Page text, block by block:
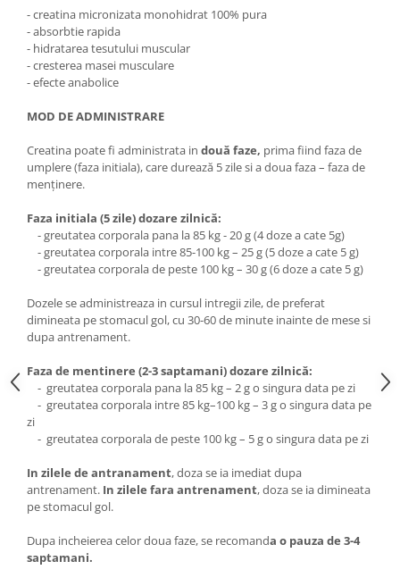
- creatina micronizata monohidrat 100% pura
- absorbtie rapida
- hidratarea tesutului muscular
- cresterea masei musculare
- efecte anabolice
MOD DE ADMINISTRARE
Creatina poate fi administrata in două faze, prima fiind faza de
umplere (faza initiala), care durează 5 zile si a doua faza – faza de
menţinere.
Faza initiala (5 zile) dozare zilnică:
- greutatea corporala pana la 85 kg - 20 g (4 doze a cate 5g)
- greutatea corporala intre 85-100 kg – 25 g (5 doze a cate 5 g)
- greutatea corporala de peste 100 kg – 30 g (6 doze a cate 5 g)
Dozele se administreaza in cursul intregii zile, de preferat
dimineata pe stomacul gol, cu 30-60 de minute inainte de mese si
dupa antrenament.
Faza de mentinere (2-3 saptamani) dozare zilnică:
- greutatea corporala pana la 85 kg – 2 g o singura data pe zi
- greutatea corporala intre 85 kg–100 kg – 3 g o singura data pe
zi
- greutatea corporala de peste 100 kg – 5 g o singura data pe zi
In zilele de antranament, doza se ia imediat dupa
antrenament. In zilele fara antrenament, doza se ia dimineata
pe stomacul gol.
Dupa incheierea celor doua faze, se recomanda o pauza de 3-4
saptamani.